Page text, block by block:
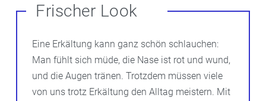
Frischer Look
Eine Erkältung kann ganz schön schlauchen:
Man fühlt sich müde, die Nase ist rot und wund,
und die Augen tränen. Trotzdem müssen viele
von uns trotz Erkältung den Alltag meistern. Mit